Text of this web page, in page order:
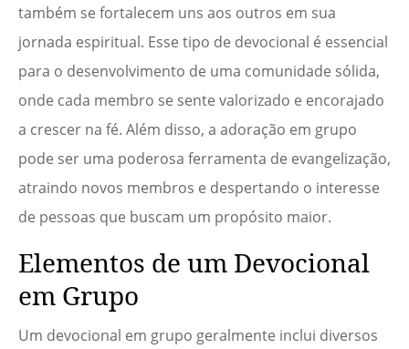
também se fortalecem uns aos outros em sua
jornada espiritual. Esse tipo de devocional é essencial
para o desenvolvimento de uma comunidade sólida,
onde cada membro se sente valorizado e encorajado
a crescer na fé. Além disso, a adoração em grupo
pode ser uma poderosa ferramenta de evangelização,
atraindo novos membros e despertando o interesse
de pessoas que buscam um propósito maior.
Elementos de um Devocional
em Grupo
Um devocional em grupo geralmente inclui diversos